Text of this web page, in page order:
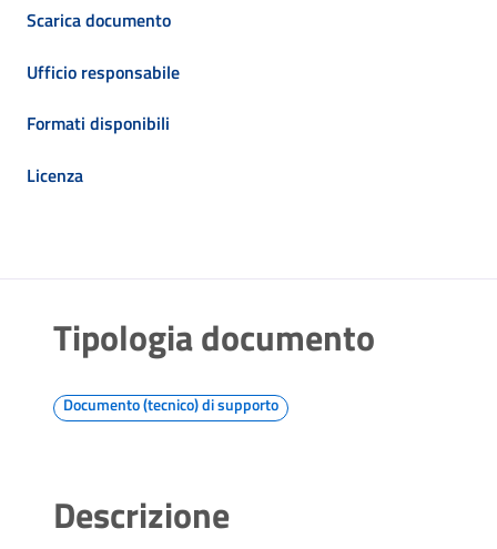
Scarica documento
Ufficio responsabile
Formati disponibili
Licenza
Tipologia documento
Documento (tecnico) di supporto
Descrizione